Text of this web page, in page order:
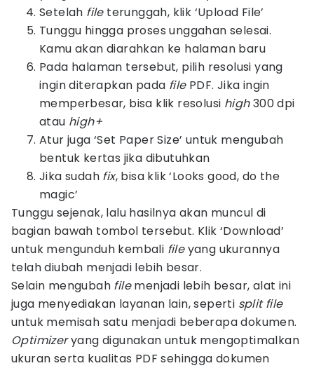
Setelah fileterunggah, klik ‘Upload File’
Tunggu hingga proses unggahan selesai.
Kamu akan diarahkan ke halaman baru
Pada halaman tersebut, pilih resolusi yang
ingin diterapkan pada filePDF. Jika ingin
memperbesar, bisa klik resolusi high300 dpi
atau high+
Atur juga ‘Set Paper Size’ untuk mengubah
bentuk kertas jika dibutuhkan
Jika sudah fix, bisa klik ‘Looks good, do the
magic’
Tunggu sejenak, lalu hasilnya akan muncul di
bagian bawah tombol tersebut. Klik ‘Download’
untuk mengunduh kembali fileyang ukurannya
telah diubah menjadi lebih besar.
Selain mengubah filemenjadi lebih besar, alat ini
juga menyediakan layanan lain, seperti split file
untuk memisah satu menjadi beberapa dokumen.
Optimizeryang digunakan untuk mengoptimalkan
ukuran serta kualitas PDF sehingga dokumen